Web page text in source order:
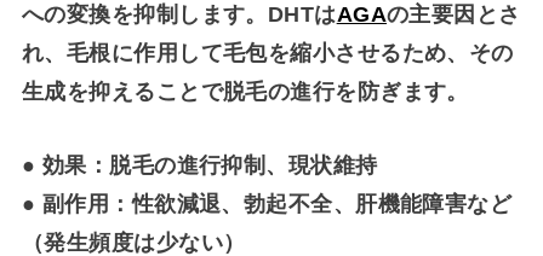
への変換を抑制します。DHTはAGAの主要因とさ
れ、毛根に作用して毛包を縮小させるため、その
生成を抑えることで脱毛の進行を防ぎます。
● 効果：脱毛の進行抑制、現状維持
● 副作用：性欲減退、勃起不全、肝機能障害など
（発生頻度は少ない）